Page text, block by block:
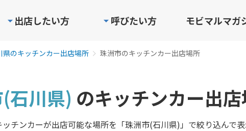
出店したい方 呼びたい方 モビマルマガ
県のキッチンカー出店場所 珠洲市のキッチンカー出店場所
石川県) のキッチンカー出
ッチンカーが出店可能な場所を「珠洲市(石川県)」で絞り込んで